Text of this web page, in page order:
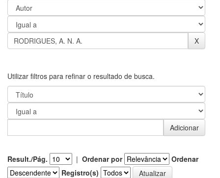
Utilizar filtros para refinar o resultado de busca.
Result./Pág. | Ordenar por
Ordenar
Registro(s)